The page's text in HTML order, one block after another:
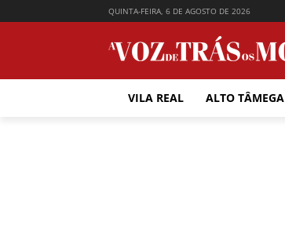
QUINTA-FEIRA, 6 DE AGOSTO DE 2026
VILA REAL ALTO TÂMEGA